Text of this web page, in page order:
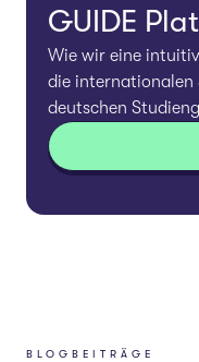
GUIDE
Wie wir eine
die internationalen
deutschen
BLOGBEITRÄGE